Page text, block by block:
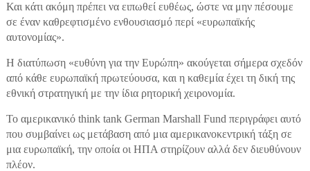
Και κάτι ακόμη πρέπει να ειπωθεί ευθέως, ώστε να μην πέσουμε
σε έναν καθρεφτισμένο ενθουσιασμό περί «ευρωπαϊκής
αυτονομίας».
Η διατύπωση «ευθύνη για την Ευρώπη» ακούγεται σήμερα σχεδόν
από κάθε ευρωπαϊκή πρωτεύουσα, και η καθεμία έχει τη δική της
εθνική στρατηγική με την ίδια ρητορική χειρονομία.
Το αμερικανικό think tank German Marshall Fund περιγράφει αυτό
που συμβαίνει ως μετάβαση από μια αμερικανοκεντρική τάξη σε
μια ευρωπαϊκή, την οποία οι ΗΠΑ στηρίζουν αλλά δεν διευθύνουν
πλέον.